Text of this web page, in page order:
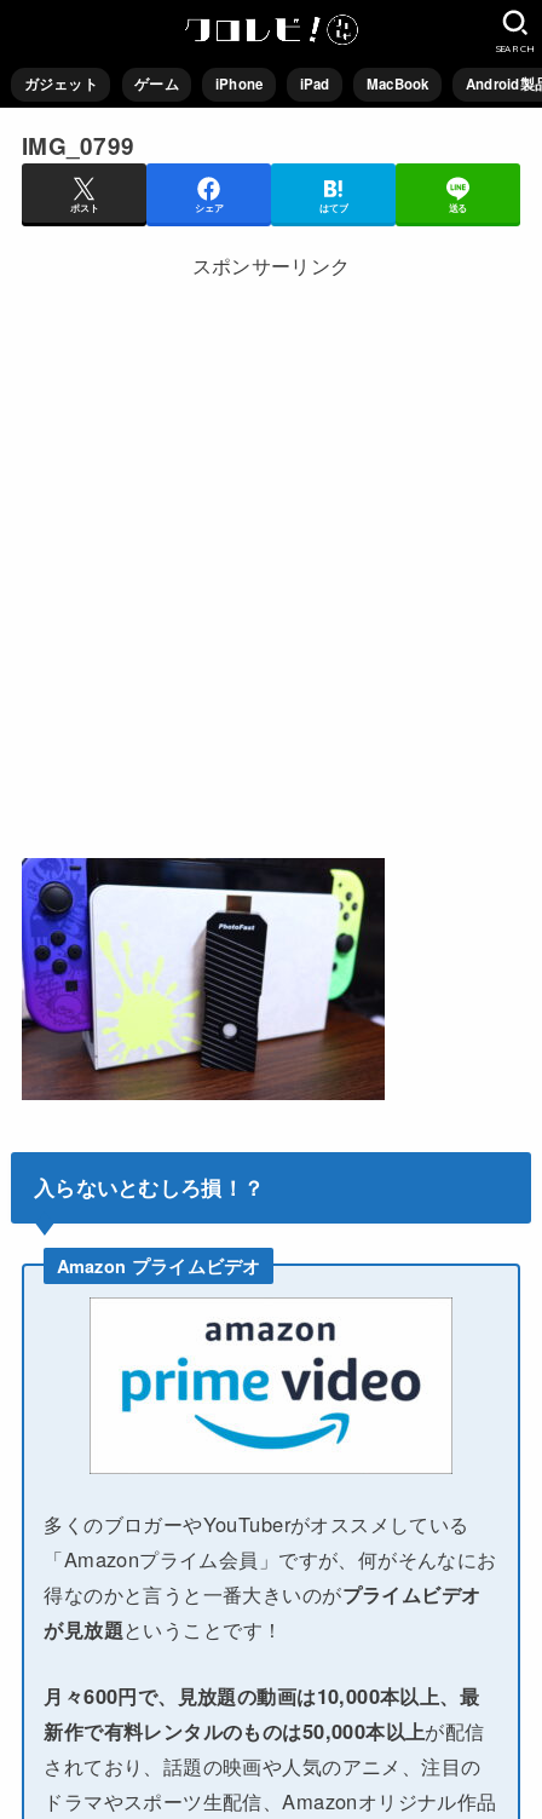
ガジェット ゲーム iPhone iPad MacBook Android製
SEARCH
IMG_0799
ポスト シェア はてブ 送る
スポンサーリンク
入らないとむしろ損！？
Amazon プライムビデオ
多くのブロガーやYouTuberがオススメしている
「Amazonプライム会員」ですが、何がそんなにお
得なのかと言うと一番大きいのがプライムビデオ
が見放題ということです！
月々600円で、見放題の動画は10,000本以上、最
新作で有料レンタルのものは50,000本以上が配信
されており、話題の映画や人気のアニメ、注目の
ドラマやスポーツ生配信、Amazonオリジナル作品